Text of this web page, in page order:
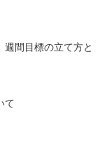
週間目標の立て方と
て